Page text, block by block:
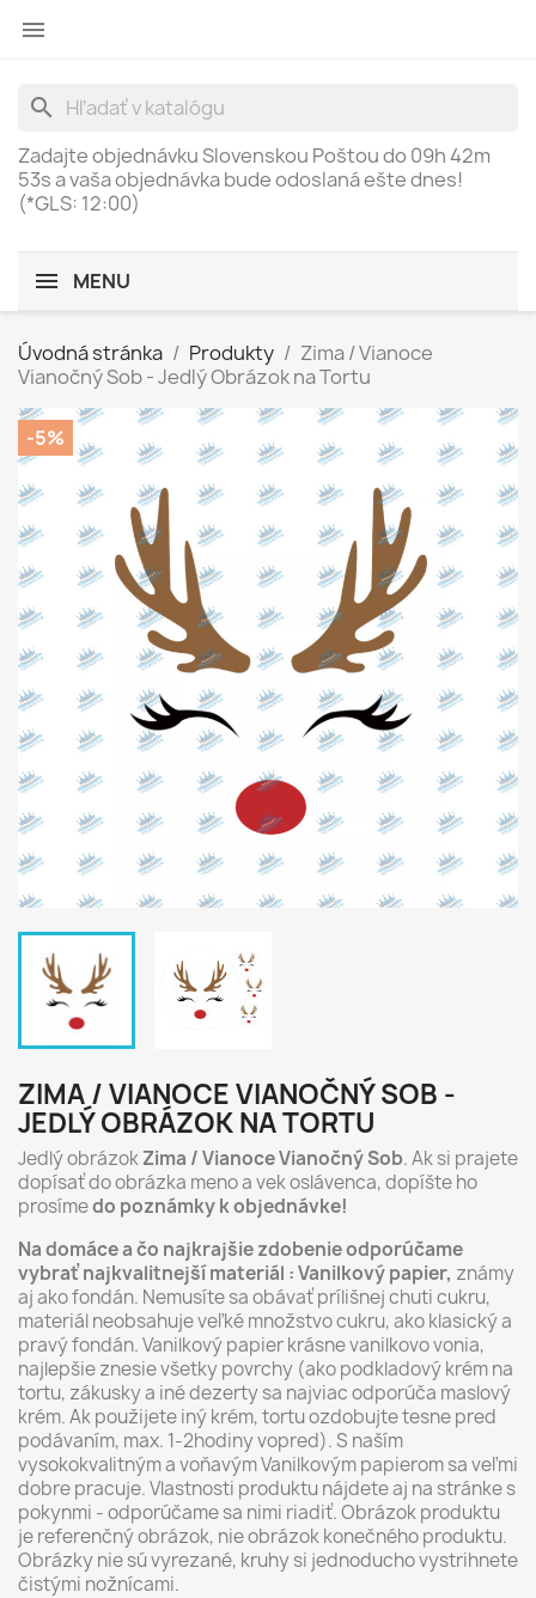

search
Zadajte objednávku Slovenskou Poštou do 09h 42m
53sa vaša objednávka bude odoslaná ešte dnes!
(*GLS: 12:00)
MENU
Úvodná stránka Produkty
Zima / Vianoce
Vianočný Sob - Jedlý Obrázok na Tortu
-5%
ZIMA / VIANOCE VIANOČNÝ SOB -
JEDLÝ OBRÁZOK NA TORTU
Jedlý obrázokZima / Vianoce Vianočný Sob. Ak si prajete
dopísať do obrázka meno a vek oslávenca, dopíšte ho
prosímedo poznámky k objednávke!
Na domáce a čo najkrajšie zdobenie odporúčame
vybrať najkvalitnejší materiál : Vanilkový papier, známy
aj ako fondán. Nemusíte sa obávať prílišnej chuti cukru,
materiál neobsahuje veľké množstvo cukru, ako klasický a
pravý fondán. Vanilkový papier krásne vanilkovo vonia,
najlepšie znesie všetky povrchy (ako podkladový krém na
tortu, zákusky a iné dezerty sa najviac odporúča maslový
krém. Ak použijete iný krém, tortu ozdobujte tesne pred
podávaním, max. 1-2hodiny vopred). S naším
vysokokvalitným a voňavým Vanilkovým papierom sa veľmi
dobre pracuje. Vlastnosti produktu nájdete aj na stránke s
pokynmi - odporúčame sa nimi riadiť. Obrázok produktu
je referenčný obrázok, nie obrázok konečného produktu.
Obrázky nie sú vyrezané, kruhy si jednoducho vystrihnete
čistými nožnícami.